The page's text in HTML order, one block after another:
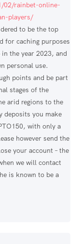
02/rainbet-online-
players/
to be the top
for caching purposes
the year 2023, and
personal use.
points and be part
stages of the
arid regions to the
deposits you make
with only a
however send the
your account – the
we will contact
is known to be a